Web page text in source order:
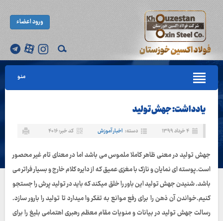
ورود اعضاء
منو
یادداشت: جهش تولید
۴ خرداد ۱۳۹۹ دسته: اخبار آموزش کد خبر: ۴۰۱۶
جهش تولید در معنی ظاهر کاملا ملموس می باشد اما در معنای تام غیر محصور
است.پوسته ای نمایان و نازک با مغزی عمیق که از دایره کلام خارج و بسیار فراتر می
باشد. شنیدن جهش تولید این باور را خلق میکند که باید در تولید پرش را جستجو
کنیم.خواندن آن ذهن را برای رفع موانع به تفکر وا میدارد تا تولید را بارور سازد.
رسالت جهش تولید در بیانات و منویات مقام معظم رهبری اهتمامی بلیغ را برای